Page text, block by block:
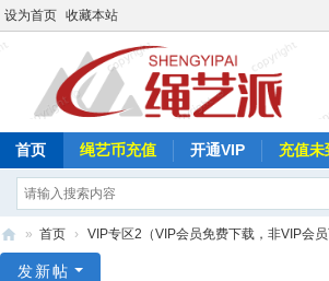
设为首页 收藏本站
首页 绳艺币充值 开通VIP 充值未
» 首页 › VIP专区2（VIP会员免费下载，非VIP会员
发新帖